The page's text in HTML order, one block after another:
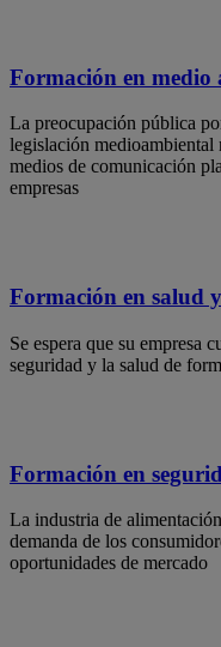
Formación en medio
La preocupación pública
legislación medioambiental
medios de comunicación
empresas
Formación en salud
Se espera que su empresa
seguridad y la salud de
Formación en
La industria de
demanda de los
oportunidades de mercado